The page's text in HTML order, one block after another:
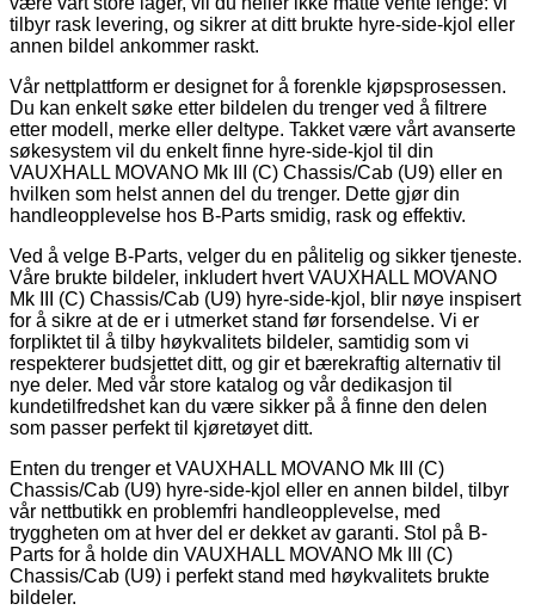
tilbyr rask levering, og sikrer at ditt brukte hyre-side-kjol eller
annen bildel ankommer raskt.
Vår nettplattform er designet for å forenkle kjøpsprosessen.
Du kan enkelt søke etter bildelen du trenger ved å filtrere
etter modell, merke eller deltype. Takket være vårt avanserte
søkesystem vil du enkelt finne hyre-side-kjol til din
VAUXHALL MOVANO Mk III (C) Chassis/Cab (U9) eller en
hvilken som helst annen del du trenger. Dette gjør din
handleopplevelse hos B-Parts smidig, rask og effektiv.
Ved å velge B-Parts, velger du en pålitelig og sikker tjeneste.
Våre brukte bildeler, inkludert hvert VAUXHALL MOVANO
Mk III (C) Chassis/Cab (U9) hyre-side-kjol, blir nøye inspisert
for å sikre at de er i utmerket stand før forsendelse. Vi er
forpliktet til å tilby høykvalitets bildeler, samtidig som vi
respekterer budsjettet ditt, og gir et bærekraftig alternativ til
nye deler. Med vår store katalog og vår dedikasjon til
kundetilfredshet kan du være sikker på å finne den delen
som passer perfekt til kjøretøyet ditt.
Enten du trenger et VAUXHALL MOVANO Mk III (C)
Chassis/Cab (U9) hyre-side-kjol eller en annen bildel, tilbyr
vår nettbutikk en problemfri handleopplevelse, med
tryggheten om at hver del er dekket av garanti. Stol på B-
Parts for å holde din VAUXHALL MOVANO Mk III (C)
Chassis/Cab (U9) i perfekt stand med høykvalitets brukte
bildeler.